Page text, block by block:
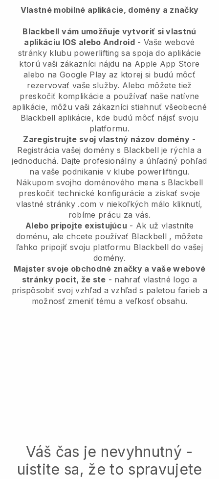
Vlastné mobilné aplikácie, domény a značky
Blackbell vám umožňuje vytvoriť si vlastnú
aplikáciu IOS alebo Android -Vaše webové
stránky klubu powerlifting sa spoja do aplikácie
ktorú vaši zákazníci nájdu na Apple App Store
alebo na Google Play az ktorej si budú môcť
rezervovať vaše služby. Alebo môžete tiež
preskočiť komplikácie a používať naše natívne
aplikácie, môžu vaši zákazníci stiahnuť všeobecné
Blackbell aplikácie, kde budú môcť nájsť svoju
platformu.
Zaregistrujte svoj vlastný názov domény-
Registrácia vašej domény s Blackbell je rýchla a
jednoduchá. Dajte profesionálny a úhľadný pohľad
na vaše podnikanie v klube powerliftingu.
Nákupom svojho doménového mena s Blackbell
preskočiť technické konfigurácie a získať svoje
vlastné stránky .com v niekoľkých málo kliknutí,
robíme prácu za vás.
Alebo pripojte existujúcu - Ak už vlastníte
doménu, ale chcete používať Blackbell , môžete
ľahko pripojiť svoju platformu Blackbell do vašej
domény.
Majster svoje obchodné značky a vaše webové
stránky pocit, že ste - nahrať vlastné logo a
prispôsobiť svoj vzhľad a vzhľad s paletou farieb a
možnosť zmeniť tému a veľkosť obsahu.
Váš čas je nevyhnutný -
uistite sa, že to spravujete